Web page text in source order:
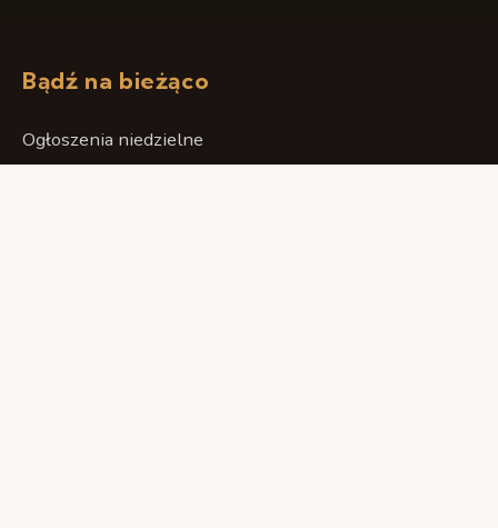
Bądź na bieżąco
Ogłoszenia niedzielne